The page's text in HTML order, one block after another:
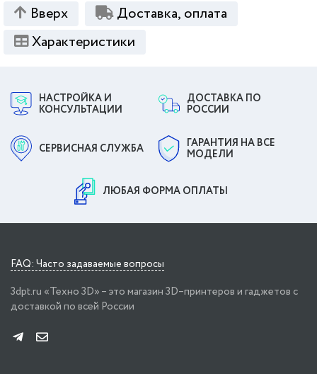
Вверх
Доставка, оплата
Характеристики
НАСТРОЙКА И
КОНСУЛЬТАЦИИ
ДОСТАВКА ПО
РОССИИ
СЕРВИСНАЯ СЛУЖБА
ГАРАНТИЯ НА ВСЕ
МОДЕЛИ
ЛЮБАЯ ФОРМА ОПЛАТЫ
FAQ: Часто задаваемые вопросы
3dpt.ru «Техно 3D» – это магазин 3D–принтеров и гаджетов с
доставкой по всей России